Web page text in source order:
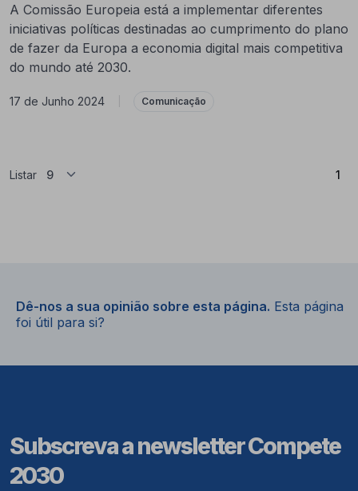
A Comissão Europeia está a implementar diferentes
iniciativas políticas destinadas ao cumprimento do plano
de fazer da Europa a economia digital mais competitiva
do mundo até 2030.
17 de Junho 2024 Comunicação
Listar 1
Dê-nos a sua opinião sobre esta página. Esta página
foi útil para si?
Subscreva a newsletter Compete
2030